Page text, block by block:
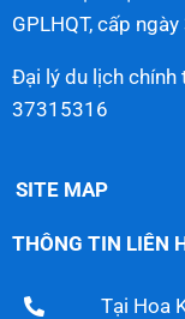
GPLHQT, cấp
Đại lý du lịch chính
37315316
SITE MAP
THÔNG TIN LIÊN
Tại Hoa